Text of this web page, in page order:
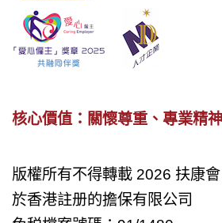
核心價值：關懷尊重、專業精
版權所有不得轉載 2026 扶康會
於香港註册的擔保有限公司